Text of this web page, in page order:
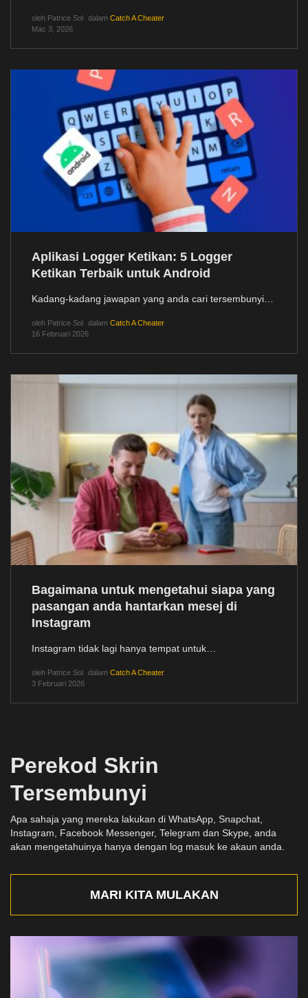
oleh Patrice Sol dalam Catch A Cheater
Mac 3, 2026
Aplikasi Logger Ketikan: 5 Logger
Ketikan Terbaik untuk Android
Kadang-kadang jawapan yang anda cari tersembunyi…
oleh Patrice Sol dalam Catch A Cheater
16 Februari 2026
Bagaimana untuk mengetahui siapa yang
pasangan anda hantarkan mesej di
Instagram
Instagram tidak lagi hanya tempat untuk…
oleh Patrice Sol dalam Catch A Cheater
3 Februari 2026
Perekod Skrin
Tersembunyi
Apa sahaja yang mereka lakukan di WhatsApp, Snapchat,
Instagram, Facebook Messenger, Telegram dan Skype, anda
akan mengetahuinya hanya dengan log masuk ke akaun anda.
MARI KITA MULAKAN